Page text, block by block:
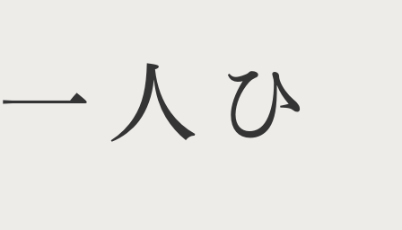
一人ひ